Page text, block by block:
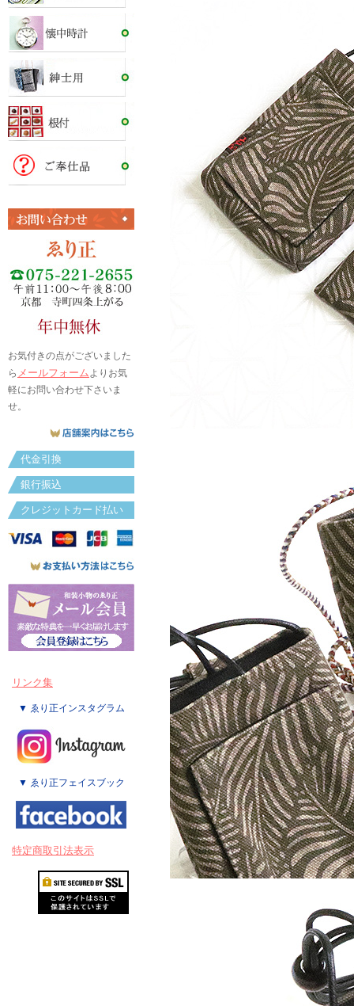
お気付きの点がございました
ら メールフォームよりお気
軽にお問い合わせ下さいま
せ。
代金引換
銀行振込
クレジットカード払い
リンク集
▼ ゑり正インスタグラム
▼ ゑり正フェイスブック
特定商取引法表示